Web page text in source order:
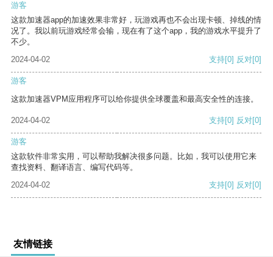
游客
这款加速器app的加速效果非常好，玩游戏再也不会出现卡顿、掉线的情
况了。我以前玩游戏经常会输，现在有了这个app，我的游戏水平提升了
不少。
2024-04-02
支持[0] 反对[0]
游客
这款加速器VPM应用程序可以给你提供全球覆盖和最高安全性的连接。
2024-04-02 支持[0] 反对[0]
游客
这款软件非常实用，可以帮助我解决很多问题。比如，我可以使用它来
查找资料、翻译语言、编写代码等。
2024-04-02
支持[0] 反对[0]
友情链接